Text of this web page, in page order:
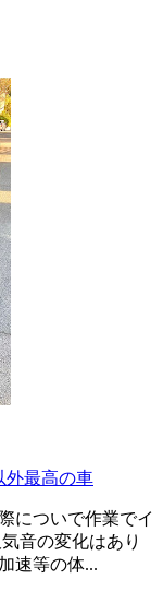
外最高の車
についで作業でイ
音の変化はあり
速等の体...